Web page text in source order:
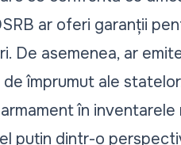
ar oferi garanții
De asemenea, ar
împrumut ale
în
puțin dintr-o